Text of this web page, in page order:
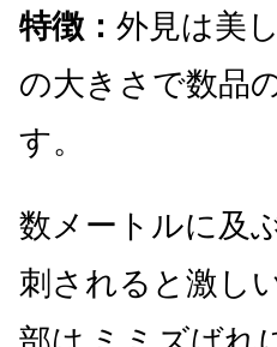
特徴： 外見は美
の大きさで数品
す。
数メートルに及
刺されると激し